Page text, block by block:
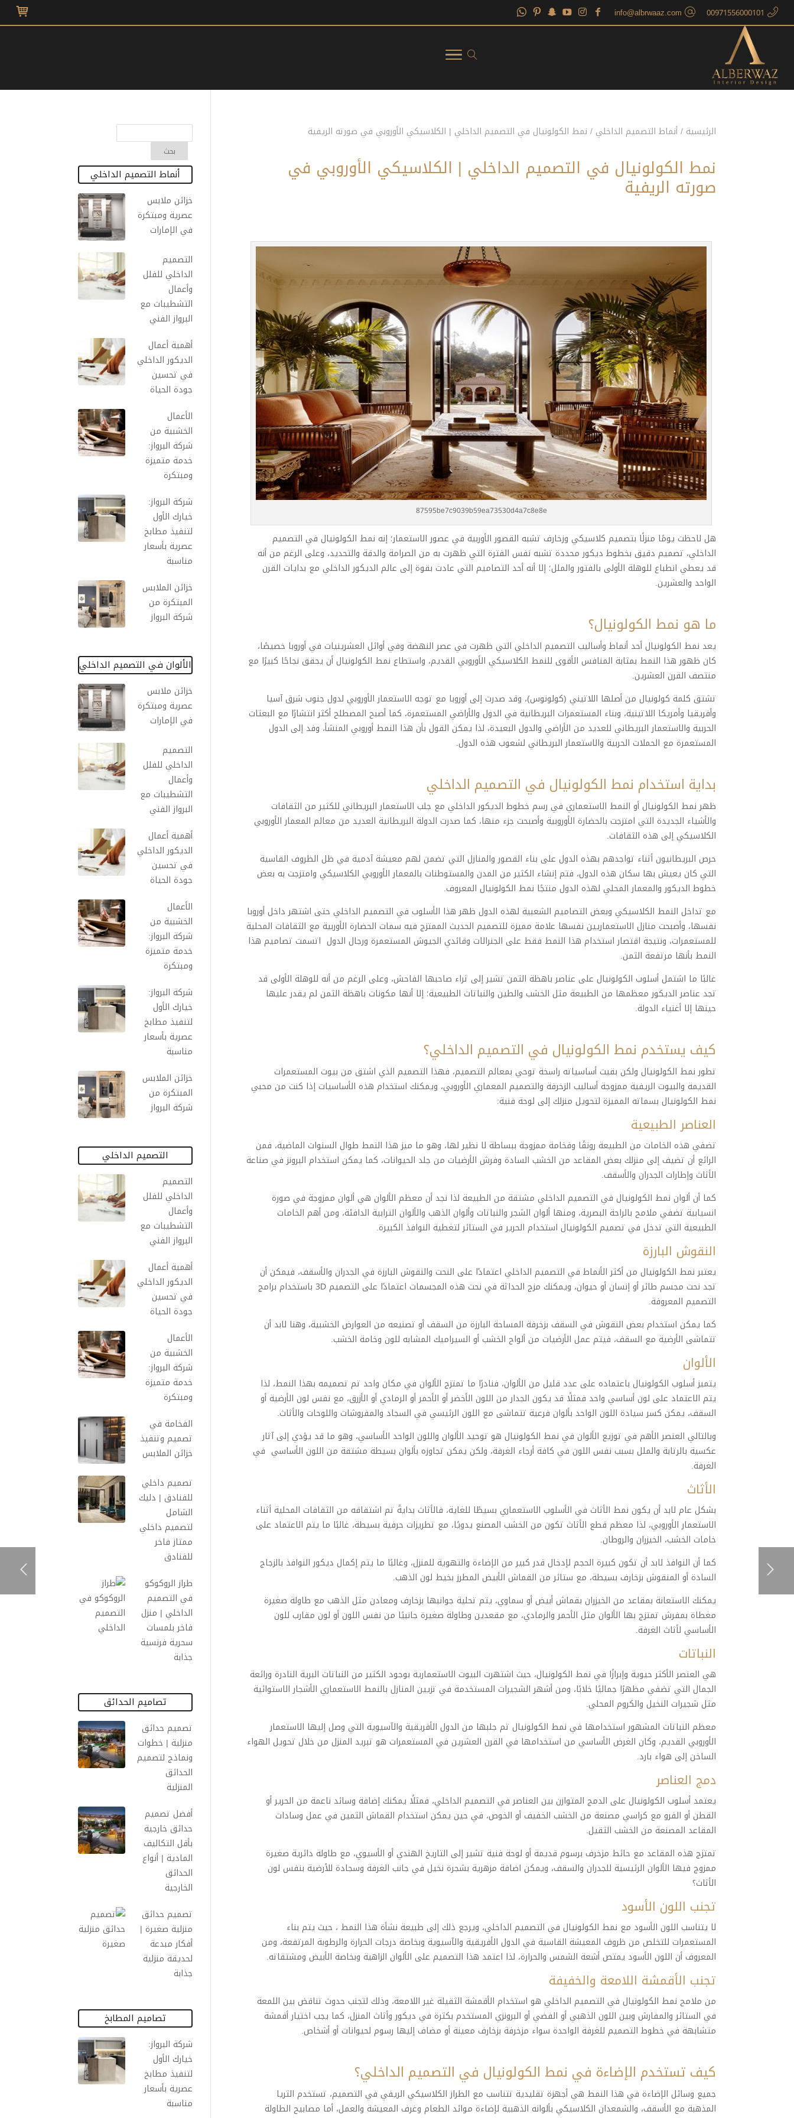
00971556000101
info@albrwaaz.com
الرئيسية /أنماط التصميم الداخلي / نمط الكولونيال في التصميم الداخلي | الكلاسيكي الأوروبي في صورته الريفية
نمط الكولونيال في التصميم الداخلي | الكلاسيكي الأوروبي في
صورته الريفية
87595be7c9039b59ea73530d4a7c8e8e
هل لاحظت يومًا منزلًا بتصميم كلاسيكي وزخارف تشبه القصور الأوربية في عصور الاستعمار؛ إنه نمط الكولونيال في التصميم
الداخلي، تصميم دقيق بخطوط ديكور محددة تشبه نفس الفترة التي ظهرت به من الصرامة والدقة والتحديد، وعلى الرغم من أنه
قد يعطي انطباع للوهلة الأولى بالفتور والملل؛ إلا أنه أحد التصاميم التي عادت بقوة إلى عالم الديكور الداخلي مع بدايات القرن
الواحد والعشرين.
ما هو نمط الكولونيال؟
يعد نمط الكولونيال أحد أنماط وأساليب التصميم الداخلي التي ظهرت في عصر النهضة وفي أوائل العشرينيات في أوروبا خصيصًا،
كان ظهور هذا النمط بمثابة المنافس الأقوى للنمط الكلاسيكي الأوروبي القديم، واستطاع نمط الكولونيال أن يحقق نجاحًا كبيرًا مع
منتصف القرن العشرين.
تشتق كلمة كولونيال من أصلها اللاتيني (كولونوس)، وقد صدرت إلى أوروبا مع توجه الاستعمار الأوروبي لدول جنوب شرق آسيا
وأفريقيا وأمريكا اللاتينية، وبناء المستعمرات البريطانية في الدول والأراضي المستعمرة، كما أصبح المصطلح أكثر انتشارًا مع البعثات
الحربية والاستعمار البريطاني للعديد من الأراضي والدول البعيدة، لذا يمكن القول بأن هذا النمط أوروبي المنشأ، وفد إلى الدول
المستعمرة مع الحملات الحربية والاستعمار البريطاني لشعوب هذه الدول.
بداية استخدام نمط الكولونيال في التصميم الداخلي
ظهر نمط الكولونيال أو النمط الاستعماري في رسم خطوط الديكور الداخلي مع جلب الاستعمار البريطاني للكثير من الثقافات
والأشياء الجديدة التي امتزجت بالحضارة الأوروبية وأصبحت جزء منها، كما صدرت الدولة البريطانية العديد من معالم المعمار الأوروبي
الكلاسيكي إلى هذه الثقافات.
حرص البريطانيون أثناء تواجدهم بهذه الدول على بناء القصور والمنازل التي تضمن لهم معيشة آدمية في ظل الظروف القاسية
التي كان يعيش بها سكان هذه الدول، فتم إنشاء الكثير من المدن والمستوطنات بالمعمار الأوروبي الكلاسيكي وامتزجت به بعض
خطوط الديكور والمعمار المحلي لهذه الدول منتجًا نمط الكولونيال المعروف.
مع تداخل النمط الكلاسيكي وبعض التصاميم الشعبية لهذه الدول ظهر هذا الأسلوب في التصميم الداخلي حتى اشتهر داخل أوروبا
نفسها، وأصبحت منازل الاستعماريين نفسها علامة مميزة للتصميم الحديث الممتزج فيه سمات الحضارة الأوربية مع الثقافات المحلية
للمستعمرات، ونتيجة اقتصار استخدام هذا النمط فقط على الجنرالات وقائدي الجيوش المستعمرة ورجال الدول اتسمت تصاميم هذا
النمط بأنها مرتفعة الثمن.
غالبًا ما اشتمل أسلوب الكولونيال على عناصر باهظة الثمن تشير إلى ثراء صاحبها الفاحش، وعلى الرغم من أنه للوهلة الأولى قد
تجد عناصر الديكور معظمها من الطبيعة مثل الخشب والطين والنباتات الطبيعية؛ إلا أنها مكونات باهظة الثمن لم يقدر عليها
حينها إلا أغنياء الدولة.
كيف يستخدم نمط الكولونيال في التصميم الداخلي؟
تطور نمط الكولونيال ولكن بقيت أساسياته راسخة توحي بمعالم التصميم، فهذا التصميم الذي اشتق من بيوت المستعمرات
القديمة والبيوت الريفية ممزوجة أساليب الزخرفة والتصميم المعماري الأوروبي، ويمكنك استخدام هذه الأساسيات إذا كنت من محبي
نمط الكولونيال بسماته المميزة لتحويل منزلك إلى لوحة فنية:
العناصر الطبيعية
تضفي هذه الخامات من الطبيعة رونقًا وفخامة ممزوجة ببساطة لا نظير لها، وهو ما ميز هذا النمط طوال السنوات الماضية، فمن
الرائع أن تضيف إلى منزلك بعض المقاعد من الخشب السادة وفرش الأرضيات من جلد الحيوانات، كما يمكن استخدام البرونز في صناعة
الأثاث وإطارات الجدران والأسقف.
كما أن ألوان نمط الكولونيال في التصميم الداخلي مشتقة من الطبيعة لذا نجد أن معظم الألوان هي ألوان ممزوجة في صورة
انسيابية تضفي ملامح بالراحة البصرية، ومنها ألوان الشجر والنباتات وألوان الذهب والألوان الترابية الدافئة، ومن أهم الخامات
الطبيعية التي تدخل في تصميم الكولونيال استخدام الحرير في الستائر لتغطية النوافذ الكبيرة.
النقوش البارزة
يعتبر نمط الكولونيال من أكثر الأنماط في التصميم الداخلي اعتمادًا على النحت والنقوش البارزة في الجدران والأسقف، فيمكن أن
تجد نحت مجسم طائر أو إنسان أو حيوان، ويمكنك مزج الحداثة في نحت هذه المجسمات اعتمادًا على التصميم 3D باستخدام برامج
التصميم المعروفة.
كما يمكن استخدام بعض النقوش في السقف بزخرفة المساحة البارزة من السقف أو تصنيعه من العوارض الخشبية، وهنا لابد أن
تتماشى الأرضية مع السقف، فيتم عمل الأرضيات من ألواح الخشب أو السيراميك المشابه للون وخامة الخشب.
الألوان
يتميز أسلوب الكولونيال باعتماده على عدد قليل من الألوان، فنادرًا ما تمتزج الألوان في مكان واحد تم تصميمه بهذا النمط، لذا
يتم الاعتماد على لون أساسي واحد فمثلًا قد يكون الجدار من اللون الأخضر أو الأحمر أو الرمادي أو الأزرق، مع نفس لون الأرضية أو
السقف، يمكن كسر سيادة اللون الواحد بألوان فرعية تتماشى مع اللون الرئيسي في السجاد والمفروشات واللوحات والأثاث.
وبالتالي العنصر الأهم في توزيع الألوان في نمط الكولونيال هو توحيد الألوان واللون الواحد الأساسي، وهو ما قد يؤدي إلى آثار
عكسية بالرتابة والملل بسبب نفس اللون في كافة أرجاء الغرفة، ولكن يمكن تجاوزه بألوان بسيطة مشتقة من اللون الأساسي في
الغرفة.
الأثاث
بشكل عام لابد أن يكون نمط الأثاث في الأسلوب الاستعماري بسيطًا للغاية، فالأثاث بدايةً تم اشتقاقه من الثقافات المحلية أثناء
الاستعمار الأوروبي، لذا معظم قطع الأثاث تكون من الخشب المصنع يدويًا، مع تطريزات حرفية بسيطة، غالبًا ما يتم الاعتماد على
خامات الخشب، الخيزران والروطان.
كما أن النوافذ لابد أن تكون كبيرة الحجم لإدخال قدر كبير من الإضاءة والتهوية للمنزل، وغالبًا ما يتم إكمال ديكور النوافذ بالزجاج
السادة أو المنقوش بزخارف بسيطة، مع ستائر من القماش الأبيض المطرز بخيط لون الذهب.
يمكنك الاستعانة بمقاعد من الخيزران بقماش أبيض أو سماوي، يتم تحلية جوانبها بزخارف ومعادن مثل الذهب مع طاولة صغيرة
مغطاة بمفرش تمتزج بها الألوان مثل الأحمر والرمادي، مع مقعدين وطاولة صغيرة جانبيًا من نفس اللون أو لون مقارب للون
الأساسي لأثاث الغرفة.
النباتات
هي العنصر الأكثر حيوية وإبرازًا في نمط الكولونيال، حيث اشتهرت البيوت الاستعمارية بوجود الكثير من النباتات البرية النادرة ورائعة
الجمال التي تضفي مظهرًا جماليًا خلابًا، ومن أشهر الشجيرات المستخدمة في تزيين المنازل بالنمط الاستعماري الأشجار الاستوائية
مثل شجيرات النخيل والكروم المحلي.
معظم النباتات المشهور استخدامها في نمط الكولونيال تم جلبها من الدول الأفريقية والآسيوية التي وصل إليها الاستعمار
الأوروبي القديم، وكان الغرض الأساسي من استخدامها في القرن العشرين في المستعمرات هو تبريد المنزل من خلال تحويل الهواء
الساخن إلى هواء بارد.
دمج العناصر
يعتمد أسلوب الكولونيال على الدمج المتوازن بين العناصر في التصميم الداخلي، فمثلًا يمكنك إضافة وسائد ناعمة من الحرير أو
القطن أو الفرو مع كراسي مصنعة من الخشب الخفيف أو الخوص، في حين يمكن استخدام القماش الثمين في عمل وسادات
المقاعد المصنعة من الخشب الثقيل.
تمتزج هذه المقاعد مع حائط مزخرف برسوم قديمة أو لوحة فنية تشير إلى التاريخ الهندي أو الأسيوي، مع طاولة دائرية صغيرة
ممزوج فيها الألوان الرئيسية للجدران والسقف، ويمكن اضافة مزهرية بشجرة نخيل في جانب الغرفة وسجادة للأرضية بنفس لون
الأثاث؟
تجنب اللون الأسود
لا يتناسب اللون الأسود مع نمط الكولونيال في التصميم الداخلي، ويرجع ذلك إلى طبيعة نشأة هذا النمط ، حيث يتم بناء
المستعمرات للتخلص من ظروف المعيشة القاسية في الدول الأفريقية والآسيوية وبخاصة درجات الحرارة والرطوبة المرتفعة، ومن
المعروف أن اللون الأسود يمتص أشعة الشمس والحرارة، لذا اعتمد هذا التصميم على الألوان الزاهية وبخاصة الأبيض ومشتقاته.
تجنب الأقمشة اللامعة والخفيفة
من ملامح نمط الكولونيال في التصميم الداخلي هو استخدام الأقمشة الثقيلة غير اللامعة، وذلك لتجنب حدوث تناقض بين اللمعة
في الستائر والمفارش وبين اللون الذهبي أو الفضي أو البرونزي المستخدم بكثرة في ديكور وأثاث المنزل، كما يجب اختيار أقمشة
متشابهة في خطوط التصميم للغرفة الواحدة سواء مزخرفة بزخارف معينة أو مضاف إليها رسوم لحيوانات أو أشخاص.
كيف تستخدم الإضاءة في نمط الكولونيال في التصميم الداخلي؟
جميع وسائل الإضاءة في هذا النمط هي أجهزة تقليدية تتناسب مع الطراز الكلاسيكي الريفي في التصميم، تستخدم الثريا
المذهبة مع الأسقف، والشمعدان الكلاسيكي بألوانه الذهبية لإضاءة موائد الطعام وغرف المعيشة والعمل، أما مصابيح الطاولة
أنماط التصميم الداخلي
خزائن ملابس
عصرية ومبتكرة
في الإمارات
التصميم
الداخلي للفلل
وأعمال
التشطيبات مع
البرواز الفني
أهمية أعمال
الديكور الداخلي
في تحسين
جودة الحياة
الأعمال
الخشبية من
شركة البرواز:
خدمة متميزة
ومبتكرة
شركة البرواز:
خيارك الأول
لتنفيذ مطابخ
عصرية بأسعار
مناسبة
خزائن الملابس
المبتكرة من
شركة البرواز
الألوان في التصميم الداخلي
خزائن ملابس
عصرية ومبتكرة
في الإمارات
التصميم
الداخلي للفلل
وأعمال
التشطيبات مع
البرواز الفني
أهمية أعمال
الديكور الداخلي
في تحسين
جودة الحياة
الأعمال
الخشبية من
شركة البرواز:
خدمة متميزة
ومبتكرة
شركة البرواز:
خيارك الأول
لتنفيذ مطابخ
عصرية بأسعار
مناسبة
خزائن الملابس
المبتكرة من
شركة البرواز
التصميم الداخلي
التصميم
الداخلي للفلل
وأعمال
التشطيبات مع
البرواز الفني
أهمية أعمال
الديكور الداخلي
في تحسين
جودة الحياة
الأعمال
الخشبية من
شركة البرواز:
خدمة متميزة
ومبتكرة
الفخامة في
تصميم وتنفيذ
خزائن الملابس
تصميم داخلي
للفنادق | دليك
الشامل
لتصميم داخلي
ممتاز فاخر
للفنادق
طراز الروكوكو
في التصميم
الداخلي | منزل
فاخر بلمسات
سحرية فرنسية
جذابة
تصاميم الحدائق
تصميم حدائق
منزلية | خطوات
ونماذج لتصميم
الحدائق
المنزلية
أفضل تصميم
حدائق خارجية
بأقل التكاليف
المادية | أنواع
الحدائق
الخارجية
تصميم حدائق
منزلية صغيرة |
أفكار مبدعة
لحديقة منزلية
جذابة
تصاميم المطابخ
شركة البرواز:
خيارك الأول
لتنفيذ مطابخ
عصرية بأسعار
مناسبة